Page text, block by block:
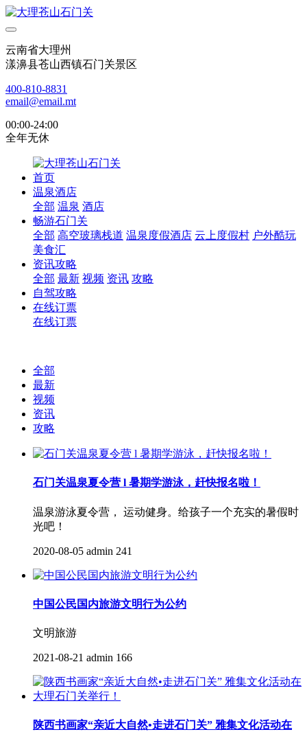
云南省大理州
漾濞县苍山西镇石门关景区
400-810-8831
email@email.mt
00:00-24:00
全年无休
首页
温泉酒店
全部 温泉 酒店
畅游石门关
全部 高空玻璃栈道 温泉度假酒店 云上度假村 户外酷玩
美食汇
资讯攻略
全部 最新 视频 资讯 攻略
自驾攻略
在线订票
在线订票
全部
最新
视频
资讯
攻略
石门关温泉夏令营 l 暑期学游泳，赶快报名啦！
温泉游泳夏令营， 运动健身。给孩子一个充实的暑假时
光吧！
2020-08-05 admin 241
中国公民国内旅游文明行为公约
文明旅游
2021-08-21 admin 166
陕西书画家“亲近大自然•走进石门关” 雅集文化活动在